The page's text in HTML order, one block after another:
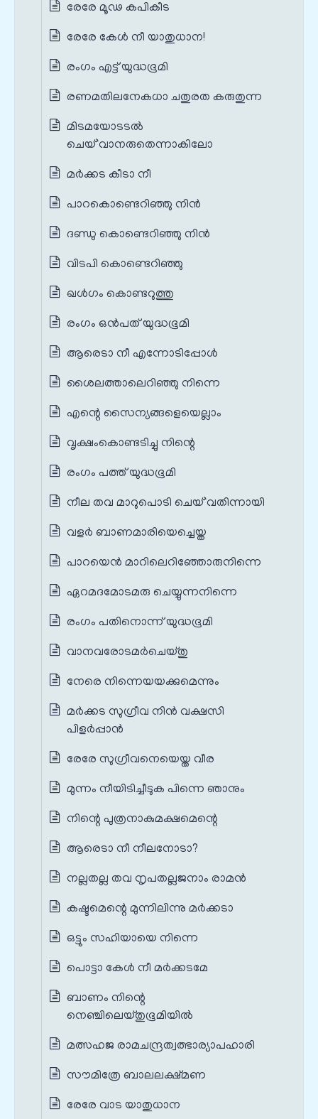
രേരേ മൂഢ കപികീട
രേരേ കേൾ നീ യാതുധാന!
രംഗം എട്ട് യുദ്ധഭൂമി
രണമതിലനേകധാ ചതുരത കരുതുന്ന
മിടമയോടടൽ
ചെയ്`വാനരുതെന്നാകിലോ
മര്‍ക്കട കീടാ നീ
പാറകൊണ്ടെറിഞ്ഞു നിന്‍
ദണ്ഡു കൊണ്ടെറിഞ്ഞു നിന്‍
വിടപി കൊണ്ടെറിഞ്ഞു
ഖള്‍ഗം കൊണ്ടറുത്തു
രംഗം ഒൻപത് യുദ്ധഭൂമി
ആരെടാ നീ എന്നോടിപ്പോൾ
ശൈലത്താലെറിഞ്ഞു നിന്നെ
എന്റെ സൈന്യങ്ങളെയെല്ലാം
വൃക്ഷംകൊണ്ടടിച്ചു നിന്റെ
രംഗം പത്ത് യുദ്ധഭൂമി
നീല തവ മാറുപൊടി ചെയ്`വതിന്നായി
വളർ ബാണമാരിയെച്ചെയ്ത
പാറയെന്‍ മാറിലെറിഞ്ഞോരുനിന്നെ
ഏറമദമോടമരു ചെയ്യുന്നനിന്നെ
രംഗം പതിനൊന്ന് യുദ്ധഭൂമി
വാനവരോടമര്‍ചെയ്തു
നേരെ നിന്നെയയക്കുമെന്നും
മര്‍ക്കട സുഗ്രീവ നിൻ വക്ഷസി
പിളര്‍പ്പാൻ
രേരേ സുഗ്രീവനെയെയ്ത വീര
മുന്നം നീയിടിച്ചീടുക പിന്നെ ഞാനും
നിന്റെ പുത്രനാകുമക്ഷമെന്റെ
ആരെടാ നീ നീലനോടാ?
നല്ലതല്ല തവ നൃപതല്ലജനാം രാമന്‍
കഷ്ടമെന്റെ മുന്നിലിന്നു മര്‍ക്കടാ
ഒട്ടും സഹിയായെ നിന്നെ
പൊട്ടാ കേൾ നീ മര്‍ക്കടമേ
ബാണം നിന്റെ
നെഞ്ചിലെയ്തുഭൂമിയില്‍
മത്സഹജ രാമചന്ദ്രത്വത്ഭാര്യാപഹാരി
സൗമിത്രേ ബാലലക്ഷ്മണ
രേരേ വാട യാതുധാന